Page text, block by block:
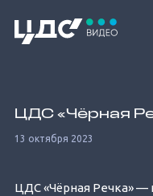
12.69%
ЦДС «Чёрная
13 октября 2023
ЦДС «Чёрная Речка» —